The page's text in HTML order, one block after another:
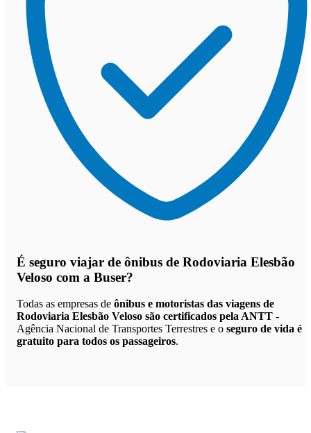
É seguro viajar de ônibus de Rodoviaria Elesbão
Veloso com a Buser?
Todas as empresas de ônibus e motoristas das viagens de
Rodoviaria Elesbão Veloso são certificados pela ANTT -
Agência Nacional de Transportes Terrestres e o seguro de vida é
gratuito para todos os passageiros.